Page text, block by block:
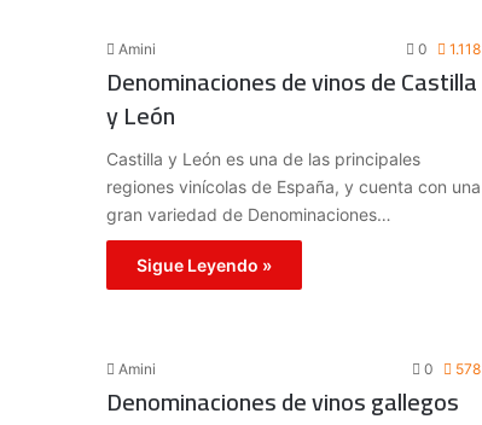
Amini 0 1.118
Denominaciones de vinos de Castilla
y León
Castilla y León es una de las principales
regiones vinícolas de España, y cuenta con una
gran variedad de Denominaciones…
Sigue Leyendo »
Amini 0 578
Denominaciones de vinos gallegos